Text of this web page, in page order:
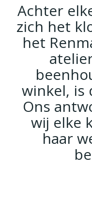
Achter
zich het
het
winkel, is
Ons
wij elke
haar